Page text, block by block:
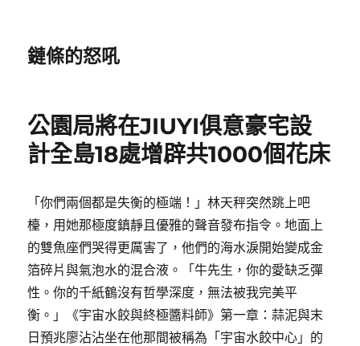
鏈條的怒吼
公園局將在JIUYI俱意豪宅設
計全島18處增辟共1000個花床
「你們兩個都是失衡的極端！」林天秤突然跳上吧
檯，用她那極度鎮靜且優雅的聲音發布指令。地面上
的雙魚座們哭得更厲害了，他們的海水淚開始變成金
箔碎片與氣泡水的混合液。「牛先生，你的愛缺乏彈
性。你的千紙鶴沒有哲學深度，無法被我完美平
衡。」《宇宙水餃與終極醬料師》第一章：蒜泥與末
日預兆廖沾沾坐在他那間被稱為「宇宙水餃中心」的